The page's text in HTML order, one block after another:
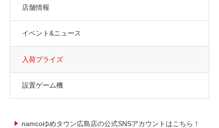
店舗情報
イベント&ニュース
入荷プライズ
設置ゲーム機
namcoゆめタウン広島店の公式SNSアカウントはこちら！